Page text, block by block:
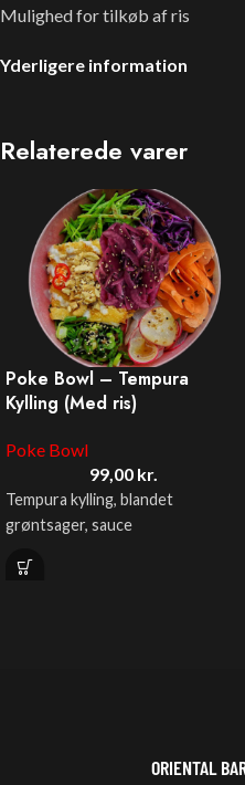
Mulighed for tilkøb af ris
Yderligere information
Relaterede varer
Poke Bowl – Tempura
Kylling (Med ris)
Poke Bowl
99,00 kr.
Tempura kylling, blandet
grøntsager, sauce
ORIENTAL